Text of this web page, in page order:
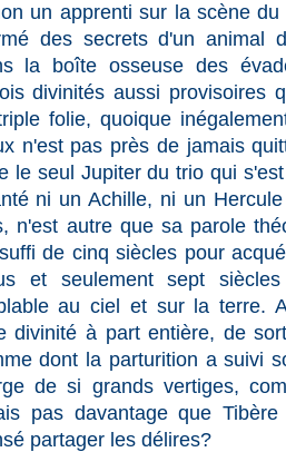
un apprenti sur la scène
des secrets d'un animal
la boîte osseuse des
divinités aussi provisoires
folie, quoique
n'est pas près de jamais
le seul Jupiter du trio qui
ni un Achille, ni un
n'est autre que sa parole
de cinq siècles pour
et seulement sept
au ciel et sur la terre.
divinité à part entière, de
dont la parturition a suivi
de si grands vertiges,
pas davantage que
partager les délires?